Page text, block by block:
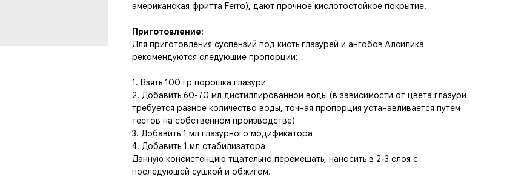
американская фритта Ferro), дают прочное кислотостойкое покрытие.
Приготовление:
Для приготовления суспензий под кисть глазурей и ангобов Алсилика
рекомендуются следующие пропорции:
1. Взять 100 гр порошка глазури
2. Добавить 60-70 мл дистиллированной воды (в зависимости от цвета глазури
требуется разное количество воды, точная пропорция устанавливается путем
тестов на собственном производстве)
3. Добавить 1 мл глазурного модификатора
4. Добавить 1 мл стабилизатора
Данную консистенцию тщательно перемешать, наносить в 2-3 слоя с
последующей сушкой и обжигом.